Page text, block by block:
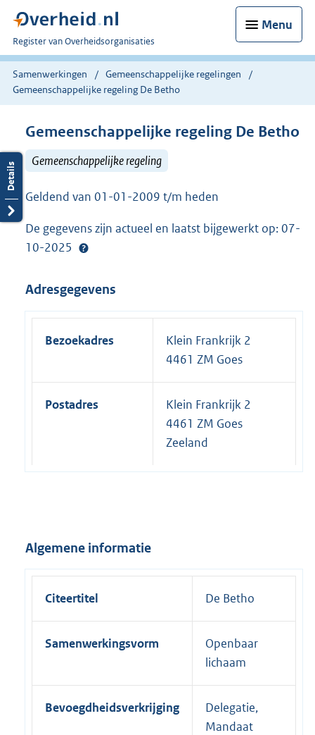
Menu
U
bent
nu
hier:
Register van Overheidsorganisaties
Samenwerkingen
Gemeenschappelijke regelingen
Gemeenschappelijke regeling De Betho
Gemeenschappelijke regeling De Betho
Gemeenschappelijke regeling
Geldend van 01-01-2009 t/m heden
De gegevens zijn actueel en laatst bijgewerkt op: 07-
10-2025
Adresgegevens
Bezoekadres
Klein Frankrijk 2
4461 ZM Goes
Postadres
Klein Frankrijk 2
4461 ZM Goes
Zeeland
Algemene informatie
Citeertitel De Betho
Samenwerkingsvorm
Openbaar
lichaam
Bevoegdheidsverkrijging
Delegatie,
Mandaat